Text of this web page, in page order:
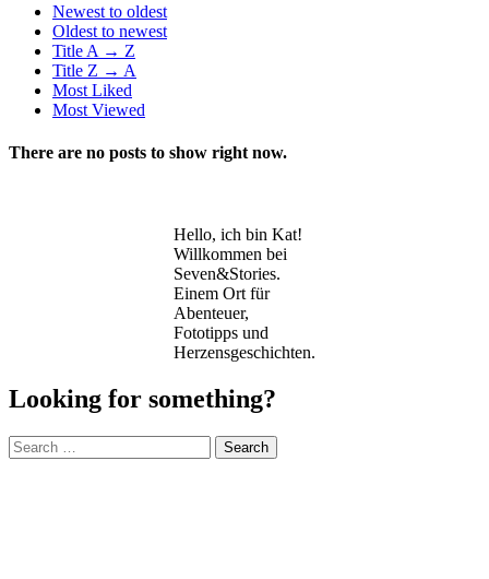
Newest to oldest
Oldest to newest
Title A → Z
Title Z → A
Most Liked
Most Viewed
There are no posts to show right now.
Hello, ich bin Kat!
Willkommen bei
Seven&Stories.
Einem Ort für
Abenteuer,
Fototipps und
Herzensgeschichten.
Looking for something?
Search